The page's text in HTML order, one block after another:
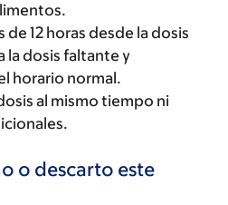
de 12 horas desde la dosis
la dosis faltante y
horario normal.
al mismo tiempo ni
o descarto este